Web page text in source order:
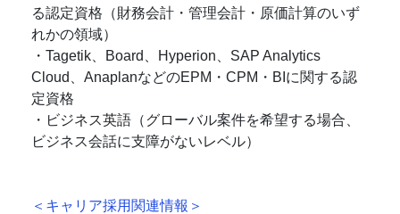
る認定資格（財務会計・管理会計・原価計算のいず
れかの領域）
・Tagetik、Board、Hyperion、SAP Analytics
Cloud、AnaplanなどのEPM・CPM・BIに関する認
定資格
・ビジネス英語（グローバル案件を希望する場合、
ビジネス会話に支障がないレベル）
＜キャリア採用関連情報＞